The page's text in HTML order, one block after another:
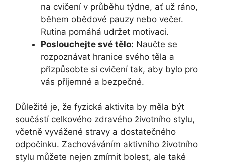
na cvičení v průběhu týdne, ať už ráno,
během obědové pauzy nebo večer.
Rutina pomáhá udržet motivaci.
Poslouchejte své tělo: Naučte se
rozpoznávat hranice svého těla a
přizpůsobte si cvičení tak, aby bylo pro
vás příjemné a bezpečné.
Důležité je, že fyzická aktivita by měla být
součástí celkového zdravého životního stylu,
včetně vyvážené stravy a dostatečného
odpočinku. Zachováváním aktivního životního
stylu můžete nejen zmírnit bolest, ale také